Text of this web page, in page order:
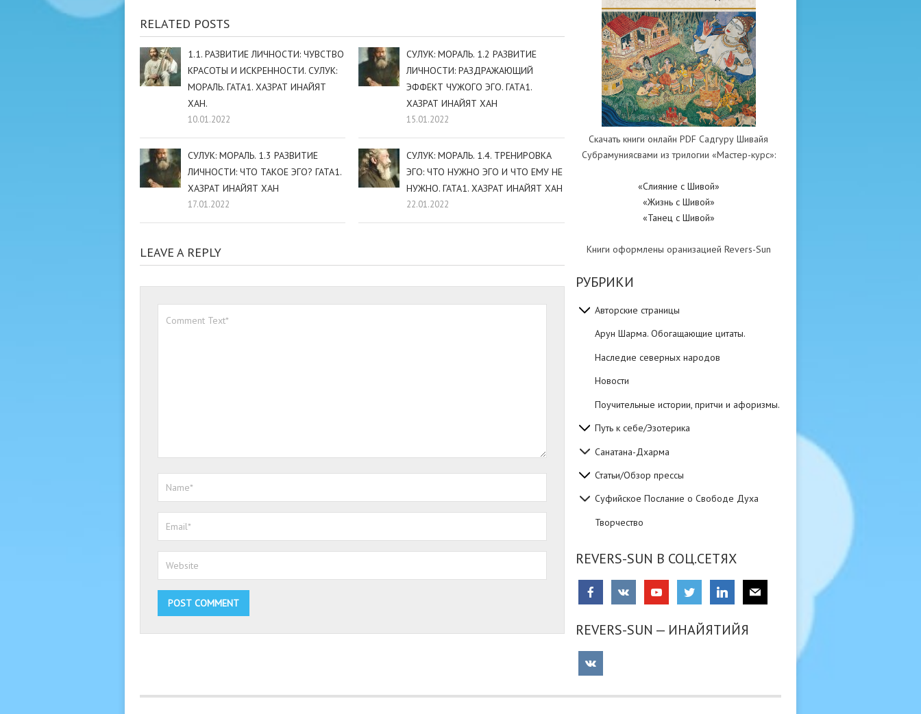
RELATED POSTS
1.1. РАЗВИТИЕ ЛИЧНОСТИ: ЧУВСТВО
КРАСОТЫ И ИСКРЕННОСТИ. СУЛУК:
МОРАЛЬ. ГАТА1. ХАЗРАТ ИНАЙЯТ
ХАН.
10.01.2022
СУЛУК: МОРАЛЬ. 1.2 РАЗВИТИЕ
ЛИЧНОСТИ: РАЗДРАЖАЮЩИЙ
ЭФФЕКТ ЧУЖОГО ЭГО. ГАТА1.
ХАЗРАТ ИНАЙЯТ ХАН
15.01.2022
СУЛУК: МОРАЛЬ. 1.3 РАЗВИТИЕ
ЛИЧНОСТИ: ЧТО ТАКОЕ ЭГО? ГАТА1.
ХАЗРАТ ИНАЙЯТ ХАН
17.01.2022
СУЛУК: МОРАЛЬ. 1.4. ТРЕНИРОВКА
ЭГО: ЧТО НУЖНО ЭГО И ЧТО ЕМУ НЕ
НУЖНО. ГАТА1. ХАЗРАТ ИНАЙЯТ ХАН
22.01.2022
LEAVE A REPLY
Скачать книги онлайн PDF Садгуру Шивайя
Субрамуниясвами из трилогии «Мастер-курс»:
«Слияние с Шивой»
«Жизнь с Шивой»
«Танец с Шивой»
Книги оформлены оранизацией Revers-Sun
РУБРИКИ
Авторские страницы
Арун Шарма. Обогащающие цитаты.
Наследие северных народов
Новости
Поучительные истории, притчи и афоризмы.
Путь к себе/Эзотерика
Санатана-Дхарма
Статьи/Обзор прессы
Суфийское Послание о Свободе Духа
Творчество
REVERS-SUN В СОЦ.СЕТЯХ
REVERS-SUN — ИНАЙЯТИЙЯ